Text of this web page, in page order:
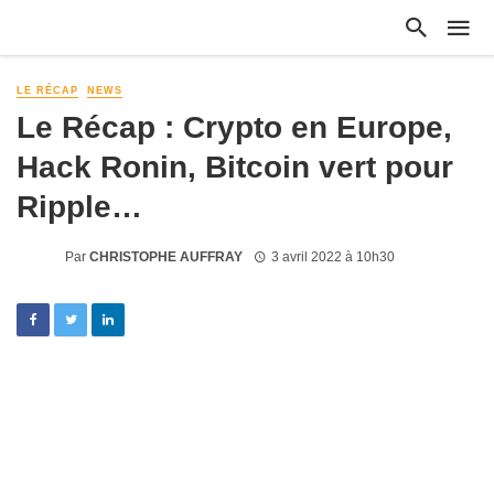
LE RÉCAP NEWS
Le Récap : Crypto en Europe,
Hack Ronin, Bitcoin vert pour
Ripple…
Par CHRISTOPHE AUFFRAY 3 avril 2022 à 10h30